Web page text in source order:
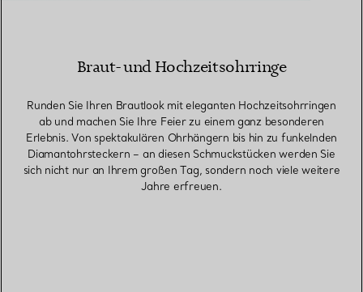
Braut- und Hochzeitsohrringe
Runden Sie Ihren Brautlook mit eleganten Hochzeitsohrringen
ab und machen Sie Ihre Feier zu einem ganz besonderen
Erlebnis. Von spektakulären Ohrhängern bis hin zu funkelnden
Diamantohrsteckern – an diesen Schmuckstücken werden Sie
sich nicht nur an Ihrem großen Tag, sondern noch viele weitere
Jahre erfreuen.